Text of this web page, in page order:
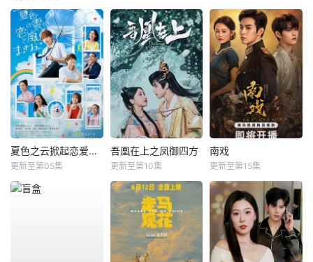
夏色之云掀起恋爱与风暴
更新至第05集
吾凰在上之凤御四方
更新至第10集
南戏
更新至第15集